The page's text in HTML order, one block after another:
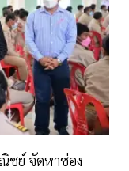
ชย์ จัดหาช่อง